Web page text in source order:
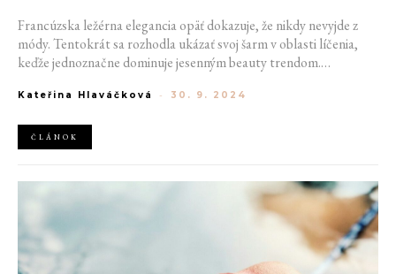
Francúzska ležérna elegancia opäť dokazuje, že nikdy nevyjde z
módy. Tentokrát sa rozhodla ukázať svoj šarm v oblasti líčenia,
keďže jednoznačne dominuje jesenným beauty trendom.
sprievodcom počas nadchádzajúcich sychravých dní.
Kateřina Hlaváčková - 30. 9. 2024
ČLÁNOK